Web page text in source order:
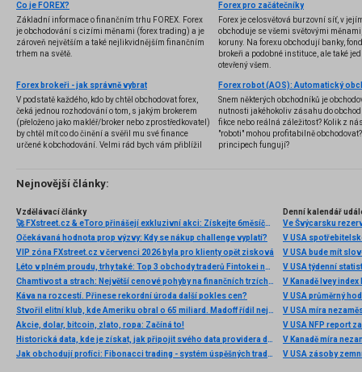
Co je FOREX?
Základní informace o finančním trhu FOREX. Forex
je obchodování s cizími měnami (forex trading) a je
zároveň největším a také nejlikvidnějším finančním
trhem na světě.
Forex pro začátečníky
Forex je celosvětová burzovní síť, v
obchoduje se všemi světovými
koruny. Na forexu obchodují banky,
brokeři a podobné instituce, ale také
otevřený všem.
Forex brokeři - jak správně vybrat
V podstatě každého, kdo by chtěl obchodovat forex,
čeká jednou rozhodování o tom, s jakým brokerem
(přeloženo jako makléř/broker nebo zprostředkovatel)
by chtěl mít co do činění a svěřil mu své finance
určené k obchodování. Velmi rád bych vám přiblížil
několik příkladů nejznámějších z nich.
Snem některých obchodníků je
nutnosti jakéhokoliv zásahu do
fikce nebo reálná záležitost? Kolik z
"roboti" mohou profitabilně
principech fungují?
Nejnovější články:
Vzdělávací články
🚀 FXstreet.cz & eToro přinášejí exkluzivní akci: Získejte 6měsíční členství ve VIP zóně ZDARMA
Očekávaná hodnota prop výzvy: Kdy se nákup challenge vyplatí?
VIP zóna FXstreet.cz v červenci 2026 byla pro klienty opět zisková
Léto v plném proudu, trhy také: Top 3 obchody traderů Fintokei na indexech a zlatě
Chamtivost a strach: Největší cenové pohyby na finančních trzích (červenec 2026)
Káva na rozcestí. Přinese rekordní úroda další pokles cen?
Stvořil elitní klub, kde Ameriku obral o 65 miliard. Madoff řídil největší Ponzi dějin
Akcie, dolar, bitcoin, zlato, ropa: Začíná to!
Historická data, kde je získat, jak připojit svého data providera do MultiCharts a proč je budeme potřebovat? (4. díl)
Jak obchodují profíci: Fibonacci trading - systém úspěšných traderů
Denní kalendář
Ve Švýcarsku
V USA
V USA bude mít
V USA týdenní
V Kanadě Ivey index
V USA průměrný
V USA míra
V USA NFP report
V Kanadě míra
V USA zásoby